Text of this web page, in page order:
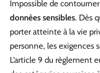
Impossible de
données sensibles. Dès
porter atteinte à la vie
personne, les exigences
L’article 9 du règlement